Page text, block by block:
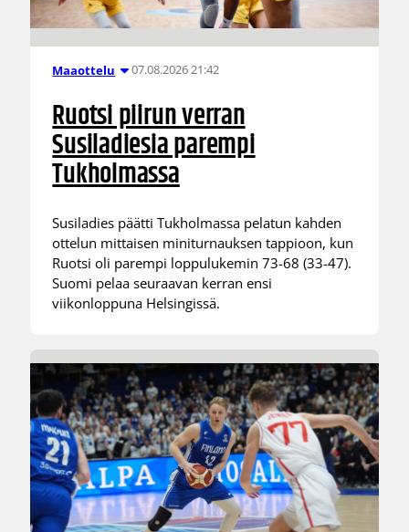
Maaottelu 07.08.2026 21:42
Ruotsi piirun verran
Susiladiesia parempi
Tukholmassa
Susiladies päätti Tukholmassa pelatun kahden
ottelun mittaisen miniturnauksen tappioon, kun
Ruotsi oli parempi loppulukemin 73-68 (33-47).
Suomi pelaa seuraavan kerran ensi
viikonloppuna Helsingissä.